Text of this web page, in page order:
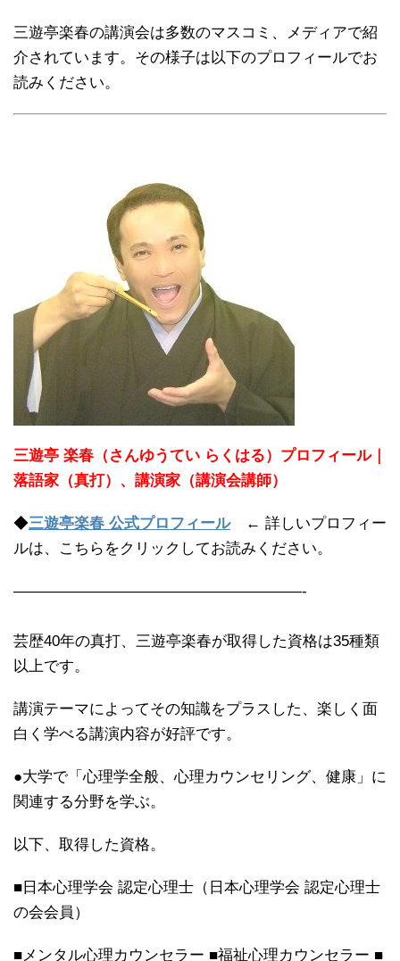
三遊亭楽春の講演会は多数のマスコミ、メディアで紹
介されています。その様子は以下のプロフィールでお
読みください。
三遊亭 楽春（さんゆうてい らくはる）プロフィール｜
落語家（真打）、講演家（講演会講師）
◆三遊亭楽春 公式プロフィール← 詳しいプロフィー
ルは、こちらをクリックしてお読みください。
———————————————————-
芸歴40年の真打、三遊亭楽春が取得した資格は35種類
以上です。
講演テーマによってその知識をプラスした、楽しく面
白く学べる講演内容が好評です。
●大学で「心理学全般、心理カウンセリング、健康」に
関連する分野を学ぶ。
以下、取得した資格。
■日本心理学会 認定心理士（日本心理学会 認定心理士
の会会員）
■メンタル心理カウンセラー ■福祉心理カウンセラー ■